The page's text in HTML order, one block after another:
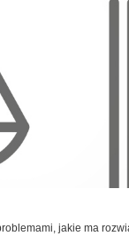
jakie ma